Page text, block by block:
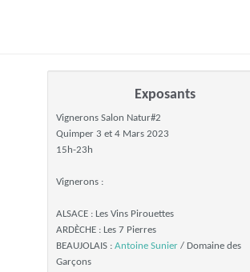
Exposants
Vignerons Salon Natur#2
Quimper 3 et 4 Mars 2023
15h-23h
Vignerons :
ALSACE : Les Vins Pirouettes
ARDÈCHE : Les 7 Pierres
BEAUJOLAIS : Antoine Sunier/ Domaine des
Garçons